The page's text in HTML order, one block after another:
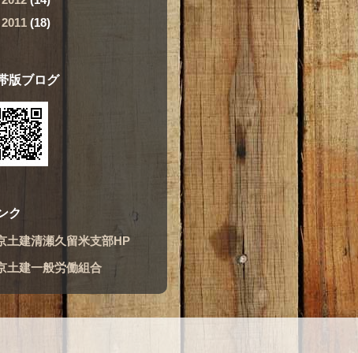
2011 (18)
版ブログ
ク
土建清瀬久留米支部HP
土建一般労働組合